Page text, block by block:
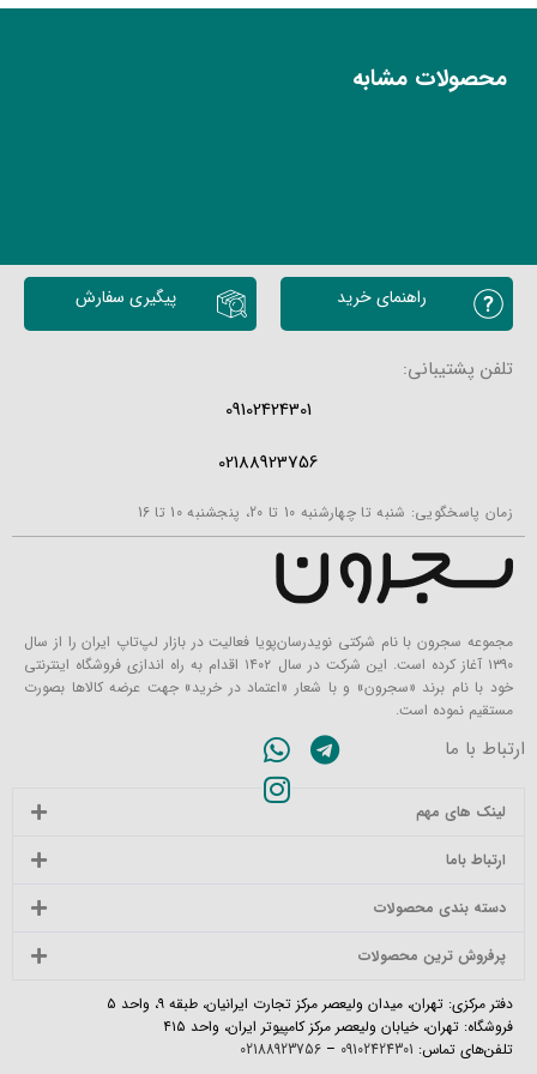
محصولات مشابه
راهنمای خرید پیگیری سفارش
تلفن پشتیبانی:
09102424301
02188923756
زمان پاسخگویی: شنبه تا چهارشنبه 10 تا 20، پنجشنبه 10 تا 16
مجموعه سجرون با نام شرکتی نویدرسان‌پویا فعالیت در بازار لپ‌تاپ ایران را از سال
۱۳۹۰ آغاز کرده است. این شرکت در سال ۱۴۰۲ اقدام به راه اندازی فروشگاه اینترنتی
خود با نام برند «سجرون» و با شعار «اعتماد در خرید» جهت عرضه کالاها بصورت
مستقیم نموده است.
ارتباط با ما
لینک های مهم
ارتباط باما
دسته بندی محصولات
پرفروش ترین محصولات
دفتر مرکزی: تهران، میدان ولیعصر مرکز تجارت ایرانیان، طبقه ۹، واحد ۵
فروشگاه: تهران، خیابان ولیعصر مرکز کامپیوتر ایران، واحد ۴۱۵
تلفن‌های تماس: 09102424301
–
02188923756